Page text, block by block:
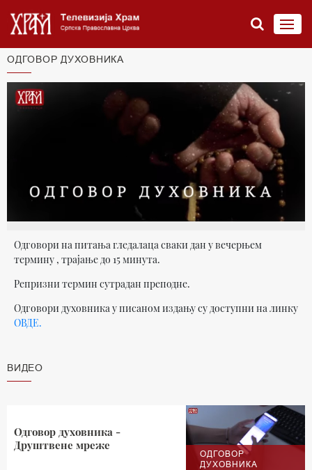
ОДГОВОР ДУХОВНИКА
Oдговори на питања гледалаца сваки дан у вечерњем
термину , трајање до 15 минута.
Репризни термин сутрадан преподне.
Одговори духовника у писаном издању су доступни на линку
ОВДЕ.
ВИДЕО
ОДГОВОР
ДУХОВНИКА
Одговор духовника -
Друштвене мреже